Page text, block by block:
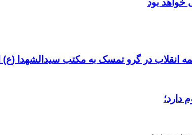
انقلاب در گرو تمسک به مکتب سیدالشهدا